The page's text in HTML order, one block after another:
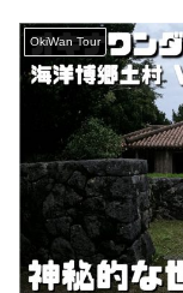
OkiWan Tour